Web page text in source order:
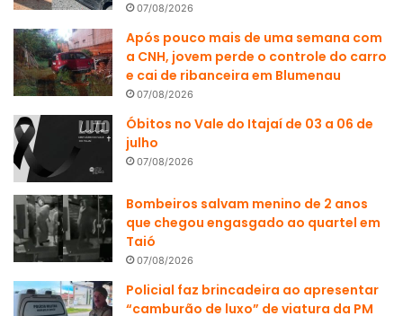
07/08/2026
Após pouco mais de uma semana com
a CNH, jovem perde o controle do carro
e cai de ribanceira em Blumenau
07/08/2026
Óbitos no Vale do Itajaí de 03 a 06 de
julho
07/08/2026
Bombeiros salvam menino de 2 anos
que chegou engasgado ao quartel em
Taió
07/08/2026
Policial faz brincadeira ao apresentar
“camburão de luxo” de viatura da PM